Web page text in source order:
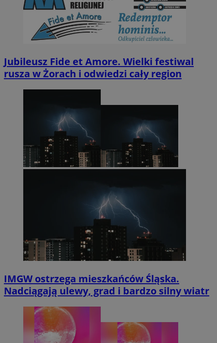
Jubileusz Fide et Amore. Wielki festiwal
rusza w Żorach i odwiedzi cały region
IMGW ostrzega mieszkańców Śląska.
Nadciągają ulewy, grad i bardzo silny wiatr